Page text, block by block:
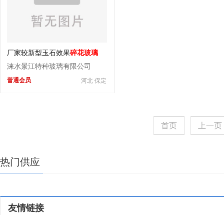
厂家较新型玉石效果碎花玻璃
涞水景江特种玻璃有限公司
河北 保定
普通会员
首页 上一页
热门供应
友情链接